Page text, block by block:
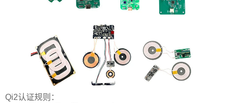
Qi2认证规则：